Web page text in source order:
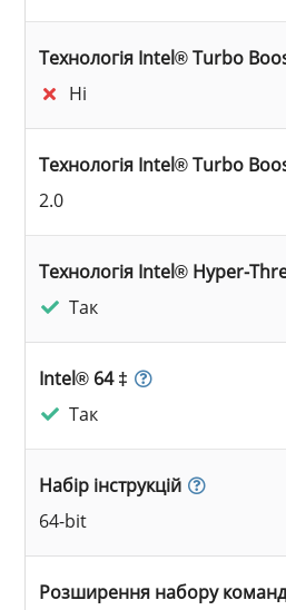
Технологія Intel® Turbo
Ні
Технологія Intel® Turbo
2.0
Технологія Intel® Hyper-
Так
Intel® 64 ‡
Так
Набір інструкцій
64-bit
Розширення набору